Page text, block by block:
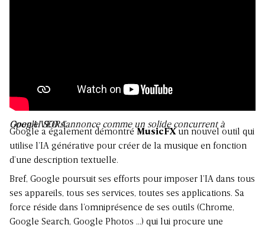
Google VEO s’annonce comme un solide concurrent à OpenAI SORA
Google a également démontré MusicFXun nouvel outil qui
utilise l’IA générative pour créer de la musique en fonction
d’une description textuelle.
Bref, Google poursuit ses efforts pour imposer l’IA dans tous
ses appareils, tous ses services, toutes ses applications. Sa
force réside dans l’omniprésence de ses outils (Chrome,
Google Search, Google Photos …) qui lui procure une